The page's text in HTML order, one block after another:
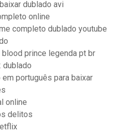
dublado avi
online
completo dublado youtube
prince legenda pt br
dublado
português para baixar
online
delitos